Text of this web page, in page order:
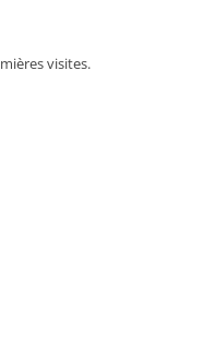
visites.